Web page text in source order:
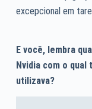
excepcional em
E você, lembra
Nvidia com o qual
utilizava?